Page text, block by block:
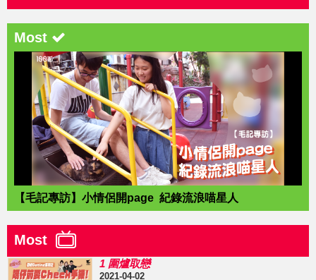
Most
【毛記專訪】小情侶開page 紀錄流浪喵星人
Most
1 圍爐取戀
2021-04-02